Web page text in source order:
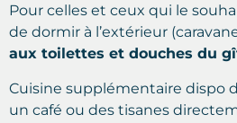
Pour celles et ceux qui le
de dormir à l’extérieur
aux toilettes et douches du
Cuisine supplémentaire dispo
un café ou des tisanes